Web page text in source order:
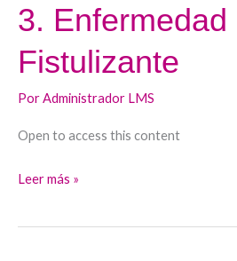
3. Enfermedad
Fistulizante
PorAdministrador LMS
Open to access this content
3.
Enfermedad
Fistulizante
Leer más »